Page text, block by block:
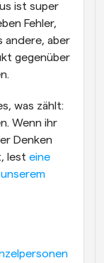
ist super
Fehler,
andere, aber
gegenüber
was zählt:
Wenn ihr
Denken
lest eine